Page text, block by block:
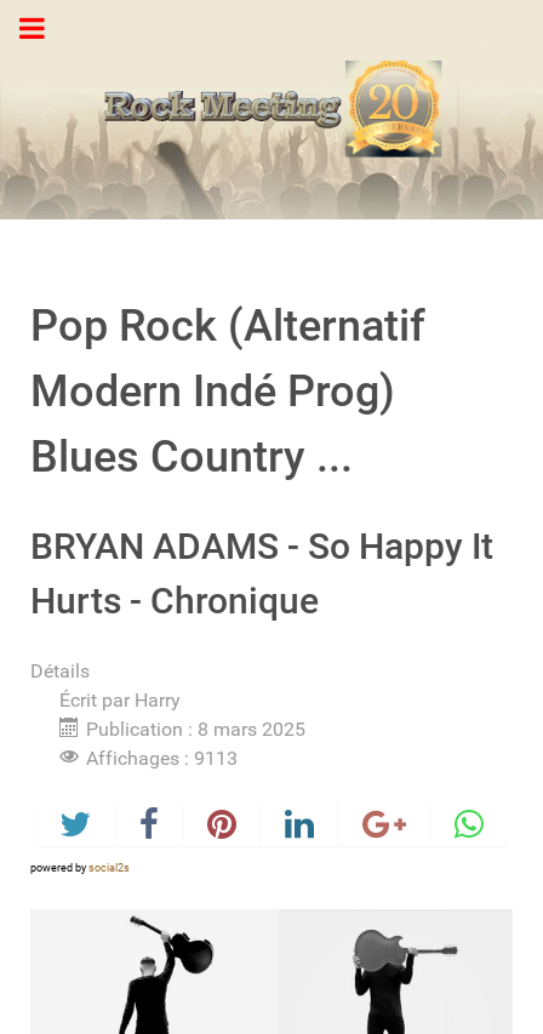
Pop Rock (Alternatif
Modern Indé Prog)
Blues Country ...
BRYAN ADAMS - So Happy It
Hurts - Chronique
Détails
Écrit par Harry
Publication : 8 mars 2025
Affichages : 9113
powered by social2s